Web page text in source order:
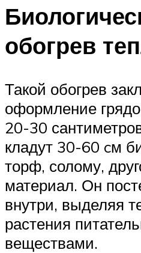
обогрев
Такой обогрев
оформление
20-30
кладут 30-60 cм
торф, солому,
материал. Он
внутри, выделяя
растения
веществами.